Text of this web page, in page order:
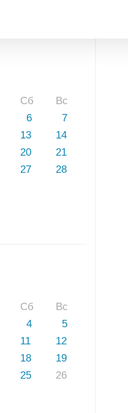
Сб
Вс
6
7
13
14
20
21
27
28
Сб
Вс
4
5
11
12
18
19
25
26